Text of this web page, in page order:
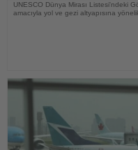
UNESCO Dünya Mirası Listesi'ndeki
amacıyla yol ve gezi altyapısına